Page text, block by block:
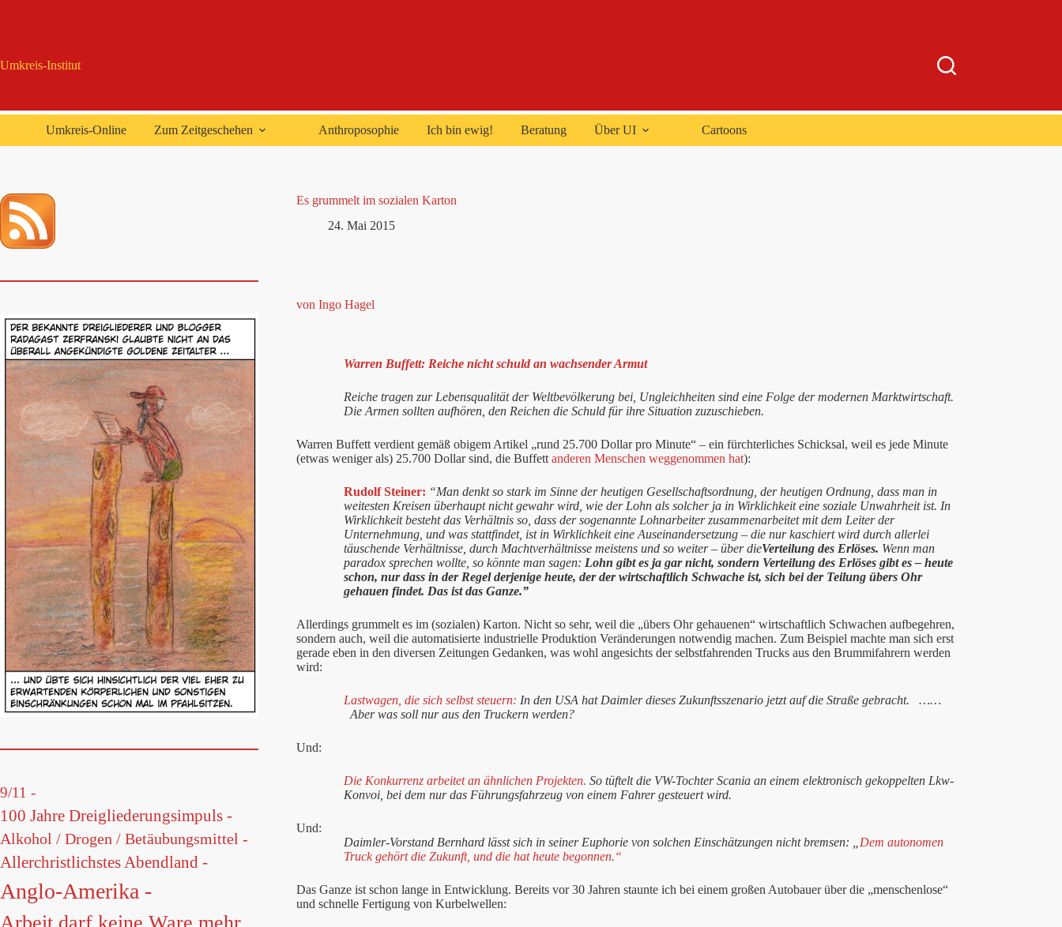
Umkreis-Institut
Umkreis-Online Zum Zeitgeschehen Anthroposophie Ich bin ewig! Beratung Über UI Cartoons
Es grummelt im sozialen Karton
24. Mai 2015
von Ingo Hagel
Warren Buffett: Reiche nicht schuld an wachsender Armut
Reiche tragen zur Lebensqualität der Weltbevölkerung bei, Ungleichheiten sind eine Folge der modernen Marktwirtschaft.
Die Armen sollten aufhören, den Reichen die Schuld für ihre Situation zuzuschieben.
Warren Buffett verdient gemäß obigem Artikel „rund 25.700 Dollar pro Minute“ – ein fürchterliches Schicksal, weil es jede Minute
(etwas weniger als) 25.700 Dollar sind, die Buffett anderen Menschen weggenommen hat):
Rudolf Steiner: “Man denkt so stark im Sinne der heutigen Gesellschaftsordnung, der heutigen Ordnung, dass man in
weitesten Kreisen überhaupt nicht gewahr wird, wie der Lohn als solcher ja in Wirklichkeit eine soziale Unwahrheit ist. In
Wirklichkeit besteht das Verhältnis so, dass der sogenannte Lohnarbeiter zusammenarbeitet mit dem Leiter der
Unternehmung, und was stattfindet, ist in Wirklichkeit eine Auseinandersetzung – die nur kaschiert wird durch allerlei
täuschende Verhältnisse, durch Machtverhältnisse meistens und so weiter – über dieVerteilung des Erlöses. Wenn man
paradox sprechen wollte, so könnte man sagen: Lohn gibt es ja gar nicht, sondern Verteilung des Erlöses gibt es – heute
schon, nur dass in der Regel derjenige heute, der der wirtschaftlich Schwache ist, sich bei der Teilung übers Ohr
gehauen findet. Das ist das Ganze.”
Allerdings grummelt es im (sozialen) Karton. Nicht so sehr, weil die „übers Ohr gehauenen“ wirtschaftlich Schwachen aufbegehren,
sondern auch, weil die automatisierte industrielle Produktion Veränderungen notwendig machen. Zum Beispiel machte man sich erst
gerade eben in den diversen Zeitungen Gedanken, was wohl angesichts der selbstfahrenden Trucks aus den Brummifahrern werden
wird:
Lastwagen, die sich selbst steuern: In den USA hat Daimler dieses Zukunftsszenario jetzt auf die Straße gebracht. ……
Aber was soll nur aus den Truckern werden?
Und:
Die Konkurrenz arbeitet an ähnlichen Projekten. So tüftelt die VW-Tochter Scania an einem elektronisch gekoppelten Lkw-
Konvoi, bei dem nur das Führungsfahrzeug von einem Fahrer gesteuert wird.
Und:
Daimler-Vorstand Bernhard lässt sich in seiner Euphorie von solchen Einschätzungen nicht bremsen: „ Dem autonomen
Truck gehört die Zukunft, und die hat heute begonnen.“
Das Ganze ist schon lange in Entwicklung. Bereits vor 30 Jahren staunte ich bei einem großen Autobauer über die „menschenlose“
und schnelle Fertigung von Kurbelwellen:
9/11 -
100 Jahre Dreigliederungsimpuls -
Alkohol / Drogen / Betäubungsmittel -
Allerchristlichstes Abendland -
Anglo-Amerika -